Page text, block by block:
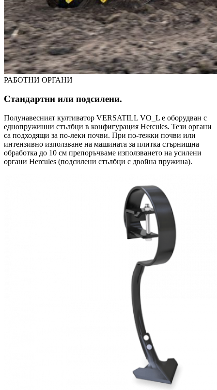
РАБОТНИ ОРГАНИ
Стандартни или подсилени.
Полунавесният култиватор VERSATILL VO_L е оборудван с
еднопружинни стълбци в конфигурация Hercules. Тези органи
са подходящи за по-леки почви. При по-тежки почви или
интензивно използване на машината за плитка стърнищна
обработка до 10 см препоръчваме използването на усилени
органи Hercules (подсилени стълбци с двойна пружина).